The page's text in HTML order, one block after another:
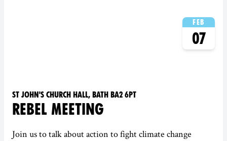
Feb
07
St John's Church Hall, Bath BA2 6PT
REBEL MEETING
Join us to talk about action to fight climate change